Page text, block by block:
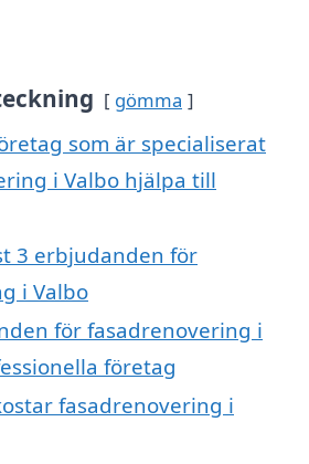
gömma
som är specialiserat
i Valbo hjälpa till
3 erbjudanden för
i Valbo
för fasadrenovering i
företag
fasadrenovering i